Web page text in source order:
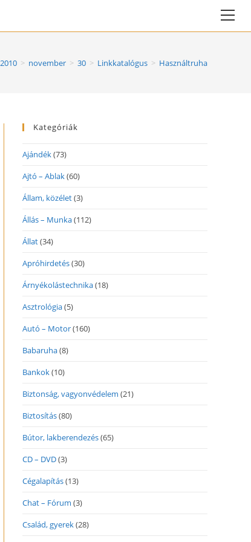
2010 > november > 30 > Linkkatalógus > Használtruha
Kategóriák
Ajándék(73)
Ajtó – Ablak(60)
Állam, közélet(3)
Állás – Munka(112)
Állat(34)
Apróhirdetés(30)
Árnyékolástechnika(18)
Asztrológia(5)
Autó – Motor(160)
Babaruha(8)
Bankok(10)
Biztonság, vagyonvédelem (21)
Biztosítás(80)
Bútor, lakberendezés(65)
CD – DVD(3)
Cégalapítás(13)
Chat – Fórum (3)
Család, gyerek(28)